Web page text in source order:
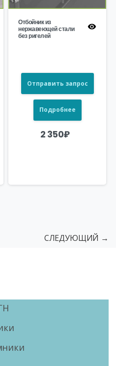
Отбойник из
нержавеющей стали
без ригелей
Отправить запрос
Подробнее
2 350₽
СЛЕДУЮЩИЙ →